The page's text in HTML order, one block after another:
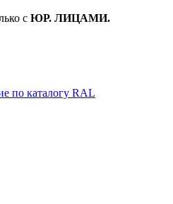
с ЮР. ЛИЦАМИ.
по каталогу RAL